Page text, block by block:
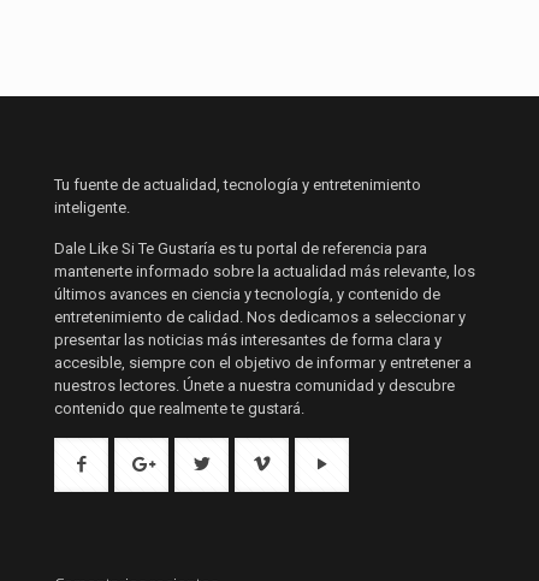
Tu fuente de actualidad, tecnología y entretenimiento
inteligente.
Dale Like Si Te Gustaría es tu portal de referencia para
mantenerte informado sobre la actualidad más relevante, los
últimos avances en ciencia y tecnología, y contenido de
entretenimiento de calidad. Nos dedicamos a seleccionar y
presentar las noticias más interesantes de forma clara y
accesible, siempre con el objetivo de informar y entretener a
nuestros lectores. Únete a nuestra comunidad y descubre
contenido que realmente te gustará.